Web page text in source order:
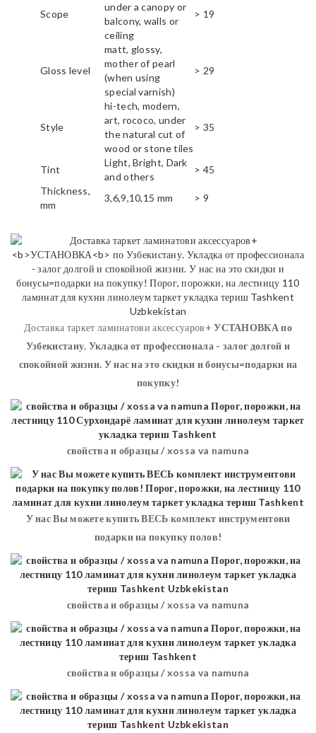
Scope
under a canopy or
balcony, walls or
ceiling
> 19
Gloss level
matt, glossy,
mother of pearl
(when using
special varnish)
> 29
Style
hi-tech, modern,
art, rococo, under
the natural cut of
wood or stone tiles
> 35
Tint
Light, Bright, Dark
and others
> 45
Thickness,
mm
3,6,9,10,15 mm > 9
Доставка таркет ламинатови аксессуаров+УСТАНОВКАпо
Узбекистану. Укладка от профессионала - залог долгой и
спокойной жизни. У нас на это скидки и бонусы=подарки на
покупку!
свойства и образцы / xossa va namuna
У нас Вы можете купить ВЕСЬ комплект инструментови
подарки на покупку полов!
свойства и образцы / xossa va namuna
свойства и образцы / xossa va namuna